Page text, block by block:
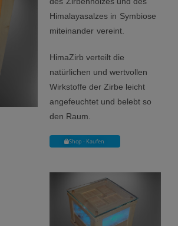
Himalayasalzes in Symbiose
miteinander vereint.
HimaZirb verteilt die
natürlichen und wertvollen
Wirkstoffe der Zirbe leicht
angefeuchtet und belebt so
den Raum.
Shop - Kaufen